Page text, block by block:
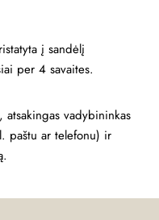
į sandėlį
per 4 savaites.
atsakingas vadybininkas
paštu ar telefonu) ir